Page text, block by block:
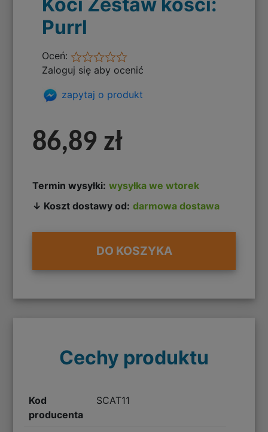
Purrl
Oceń:
Zaloguj się aby ocenić
zapytaj o produkt
86,89 zł
Termin wysyłki: wysyłka we wtorek
↓ Koszt dostawy od: darmowa dostawa
DO KOSZYKA
Cechy produktu
Kod
producenta
SCAT11